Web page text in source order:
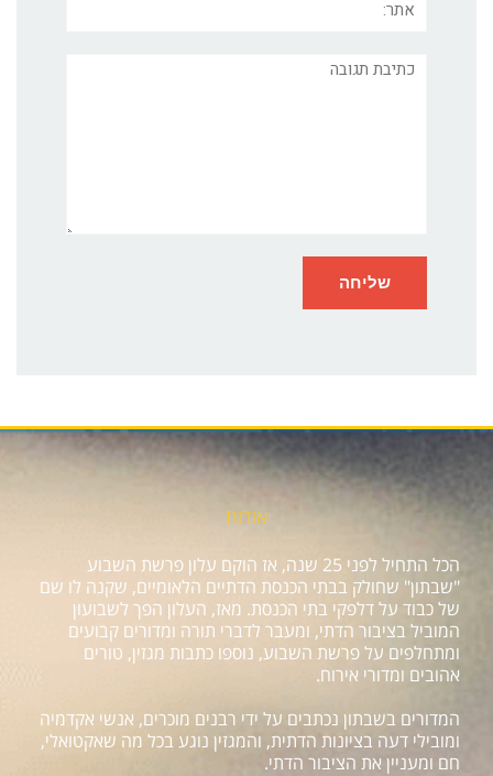
תגובה
אודות
הכל התחיל לפני 25 שנה, אז הוקם עלון פרשת השבוע
"שבתון" שחולק בבתי הכנסת הדתיים הלאומיים, שקנה לו שם
של כבוד על דלפקי בתי הכנסת. מאז, העלון הפך לשבועון
המוביל בציבור הדתי, ומעבר לדברי תורה ומדורים קבועים
ומתחלפים על פרשת השבוע, נוספו כתבות מגזין, טורים
אהובים ומדורי אירוח.
המדורים בשבתון נכתבים על ידי רבנים מוכרים, אנשי אקדמיה
ומובילי דעה בציונות הדתית, והמגזין נוגע בכל מה שאקטואלי,
חם ומעניין את הציבור הדתי.